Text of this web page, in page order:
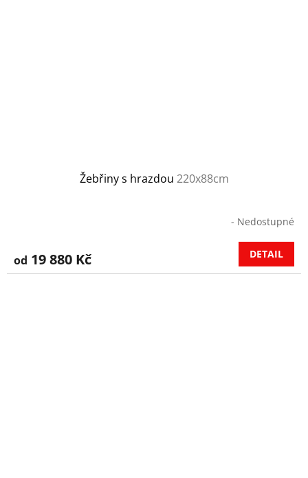
Žebřiny s hrazdou 220x88cm
- Nedostupné
od 19 880 Kč DETAIL